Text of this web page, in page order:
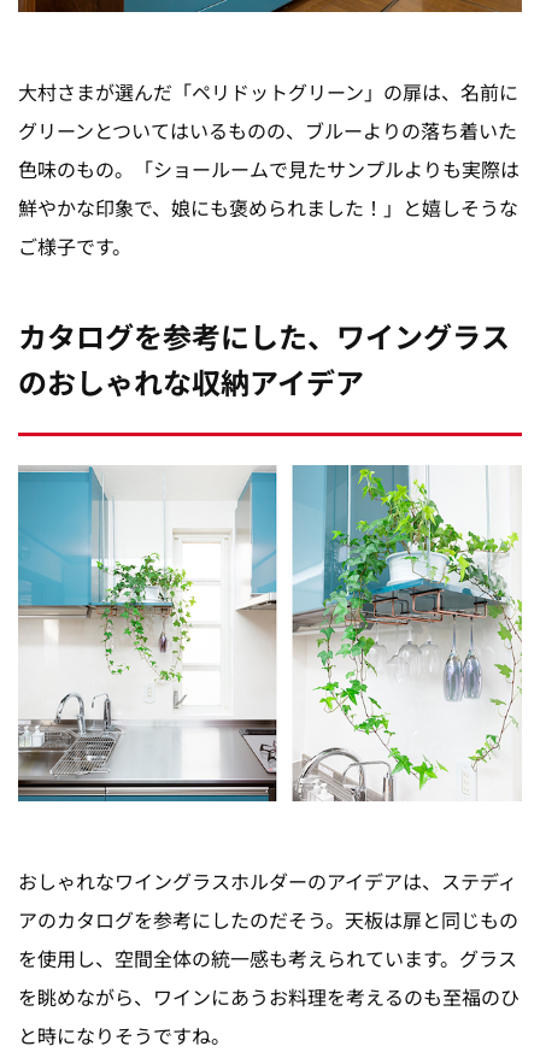
大村さまが選んだ「ペリドットグリーン」の扉は、名前に
グリーンとついてはいるものの、ブルーよりの落ち着いた
色味のもの。「ショールームで見たサンプルよりも実際は
鮮やかな印象で、娘にも褒められました！」と嬉しそうな
ご様子です。
カタログを参考にした、ワイングラス
のおしゃれな収納アイデア
おしゃれなワイングラスホルダーのアイデアは、ステディ
アのカタログを参考にしたのだそう。天板は扉と同じもの
を使用し、空間全体の統一感も考えられています。グラス
を眺めながら、ワインにあうお料理を考えるのも至福のひ
と時になりそうですね。